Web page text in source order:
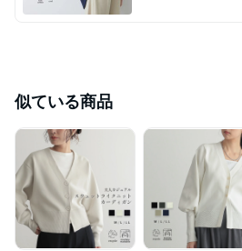
似ている商品